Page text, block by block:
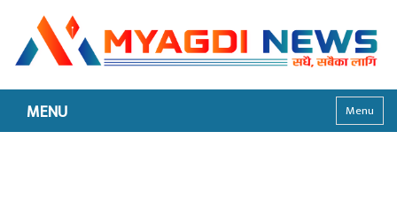
MENU Menu